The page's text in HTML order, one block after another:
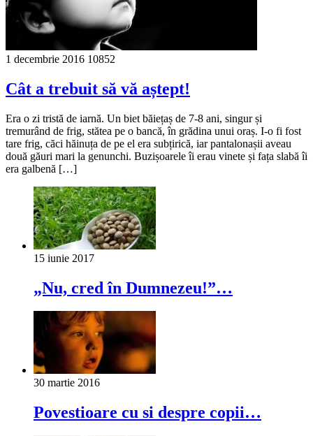
1 decembrie 2016 10852
Cât a trebuit să vă aștept!
Era o zi tristă de iarnă. Un biet băiețaș de 7-8 ani, singur și
tremurând de frig, stătea pe o bancă, în grădina unui oraș. I-o fi fost
tare frig, căci hăinuța de pe el era subțirică, iar pantalonașii aveau
două găuri mari la genunchi. Buzișoarele îi erau vinete și fața slabă îi
era galbenă […]
15 iunie 2017
„Nu, cred în Dumnezeu!”…
30 martie 2016
Povestioare cu si despre copii…